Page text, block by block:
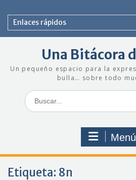
contenido
Enlaces rápidos
Una Bitácora
Un pequeño espacio para la
bulla… sobre todo
Buscar:
Menú
Etiqueta: 8n